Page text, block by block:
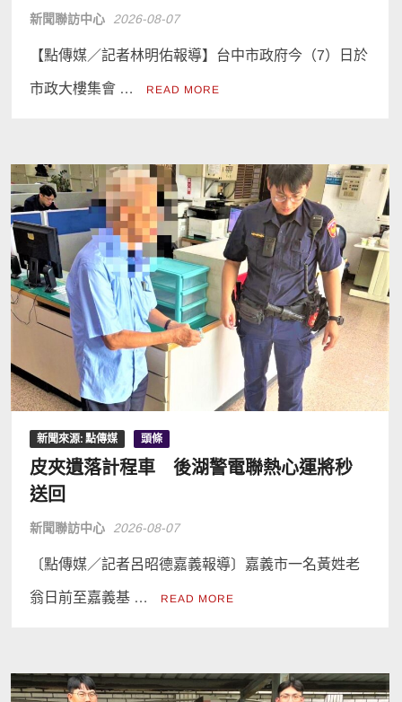
新聞聯訪中心 2026-08-07
【點傳媒／記者林明佑報導】台中市政府今（7）日於
市政大樓集會 … READ MORE
新聞來源: 點傳媒 頭條
皮夾遺落計程車 後湖警電聯熱心運將秒
送回
新聞聯訪中心 2026-08-07
〔點傳媒／記者呂昭德嘉義報導〕嘉義市一名黃姓老
翁日前至嘉義基 … READ MORE